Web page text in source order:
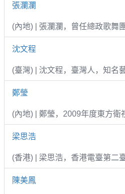
張瀾瀾
(內地) | 張瀾瀾，曾任總政歌舞
沈文程
(臺灣) | 沈文程，臺灣人，知名
鄭瑩
(內地) | 鄭瑩，2009年度東方衛
梁思浩
(香港) | 梁思浩，香港電臺第二
陳美鳳